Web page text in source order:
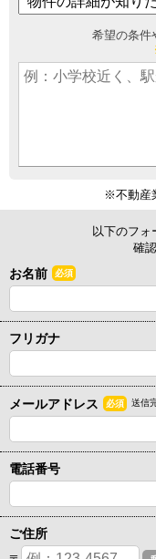
希望の条件
※不動産
以下のフォ
確
お名前 必須
フリガナ
メールアドレス 必須 送信
電話番号
ご住所